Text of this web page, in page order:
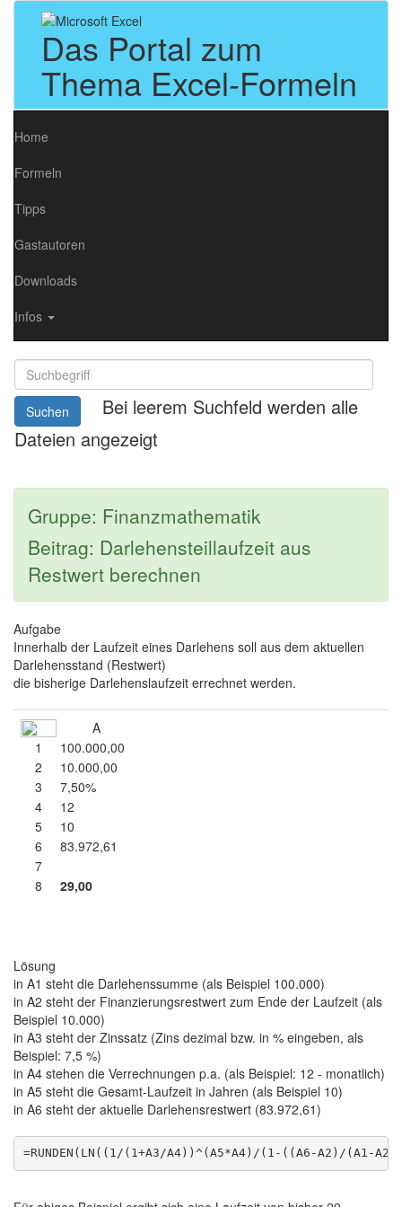
Das Portal zum
Thema Excel-Formeln
Home
Formeln
Tipps
Gastautoren
Downloads
Infos
Suchen
Bei leerem Suchfeld werden alle
Dateien angezeigt
Gruppe: Finanzmathematik
Beitrag: Darlehensteillaufzeit aus
Restwert berechnen
Aufgabe
Innerhalb der Laufzeit eines Darlehens soll aus dem aktuellen
Darlehensstand (Restwert)
die bisherige Darlehenslaufzeit errechnet werden.
A
1
100.000,00
2
10.000,00
3
7,50%
4
12
5
10
6
83.972,61
7
8
29,00
Lösung
in A1 steht die Darlehenssumme (als Beispiel 100.000)
in A2 steht der Finanzierungsrestwert zum Ende der Laufzeit (als
Beispiel 10.000)
in A3 steht der Zinssatz (Zins dezimal bzw. in % eingeben, als
Beispiel: 7,5 %)
in A4 stehen die Verrechnungen p.a. (als Beispiel: 12 - monatlich)
in A5 steht die Gesamt-Laufzeit in Jahren (als Beispiel 10)
in A6 steht der aktuelle Darlehensrestwert (83.972,61)